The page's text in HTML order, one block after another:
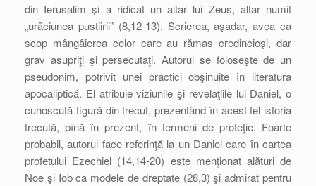
din Ierusalim şi a ridicat un altar lui Zeus, altar numit
„urâciunea pustiirii” (8,12-13). Scrierea, aşadar, avea ca
scop mângâierea celor care au rămas credincioşi, dar
grav asupriţi şi persecutaţi. Autorul se foloseşte de un
pseudonim, potrivit unei practici obşinuite în literatura
apocaliptică. El atribuie viziunile şi revelaţiile lui Daniel, o
cunoscută figură din trecut, prezentând în acest fel istoria
trecută, pînă în prezent, în termeni de profeţie. Foarte
probabil, autorul face referinţă la un Daniel care în cartea
profetului Ezechiel (14,14-20) este menţionat alături de
Noe şi Iob ca modele de dreptate (28,3) şi admirat pentru